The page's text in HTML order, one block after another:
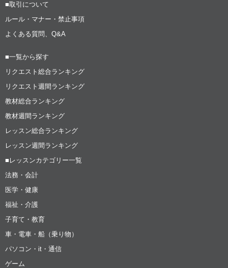
■取引について
ルール・マナー・禁止事項
よくある質問、Q&A
■一覧から探す
リクエスト総合ランキング
リクエスト週間ランキング
教材総合ランキング
教材週間ランキング
レッスン総合ランキング
レッスン週間ランキング
■レッスンカテゴリー一覧
法務・会計
医学・健康
福祉・介護
子育て・教育
車・電車・船（乗り物）
パソコン・it・通信
ゲーム